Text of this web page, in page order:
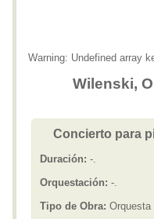
Warning: Undefined array
Wilenski,
Concierto para
Duración: -.
Orquestación: -.
Tipo de Obra: Orquesta